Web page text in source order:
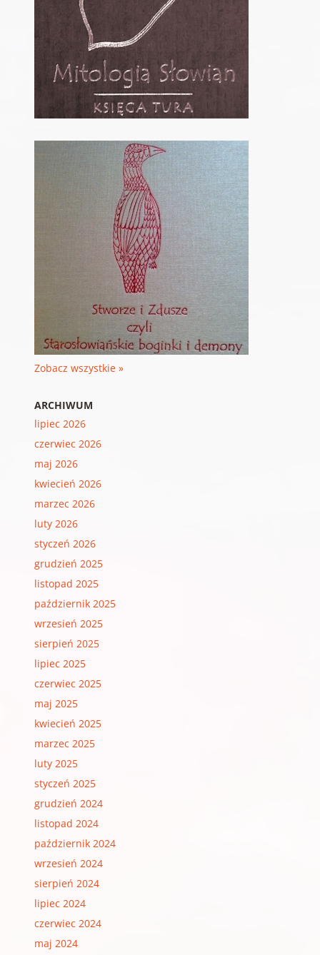
Zobacz wszystkie »
ARCHIWUM
lipiec 2026
czerwiec 2026
maj 2026
kwiecień 2026
marzec 2026
luty 2026
styczeń 2026
grudzień 2025
listopad 2025
październik 2025
wrzesień 2025
sierpień 2025
lipiec 2025
czerwiec 2025
maj 2025
kwiecień 2025
marzec 2025
luty 2025
styczeń 2025
grudzień 2024
listopad 2024
październik 2024
wrzesień 2024
sierpień 2024
lipiec 2024
czerwiec 2024
maj 2024